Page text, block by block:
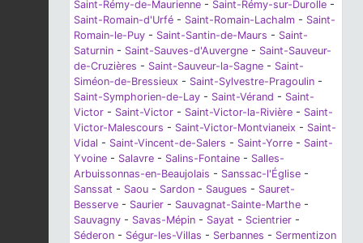
Saint-Rémy-de-Maurienne - Saint-Rémy-sur-Durolle -
Saint-Romain-d'Urfé - Saint-Romain-Lachalm - Saint-
Romain-le-Puy - Saint-Santin-de-Maurs - Saint-
Saturnin - Saint-Sauves-d'Auvergne - Saint-Sauveur-
de-Cruzières - Saint-Sauveur-la-Sagne - Saint-
Siméon-de-Bressieux - Saint-Sylvestre-Pragoulin -
Saint-Symphorien-de-Lay - Saint-Vérand - Saint-
Victor - Saint-Victor - Saint-Victor-la-Rivière - Saint-
Victor-Malescours - Saint-Victor-Montvianeix - Saint-
Vidal - Saint-Vincent-de-Salers - Saint-Yorre - Saint-
Yvoine - Salavre - Salins-Fontaine - Salles-
Arbuissonnas-en-Beaujolais - Sanssac-l'Église -
Sanssat - Saou - Sardon - Saugues - Sauret-
Besserve - Saurier - Sauvagnat-Sainte-Marthe -
Sauvagny - Savas-Mépin - Sayat - Scientrier -
Séderon - Ségur-les-Villas - Serbannes - Sermentizon